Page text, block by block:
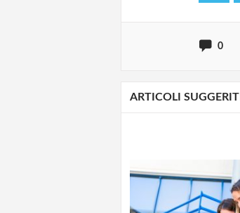
0
ARTICOLI SUGGERITI